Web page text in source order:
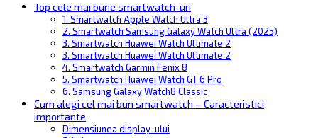
Top cele mai bune smartwatch-uri
1. Smartwatch Apple Watch Ultra 3
2. Smartwatch Samsung Galaxy Watch Ultra (2025)
3. Smartwatch Huawei Watch Ultimate 2
3. Smartwatch Huawei Watch Ultimate 2
4. Smartwatch Garmin Fenix 8
5. Smartwatch Huawei Watch GT 6 Pro
6. Samsung Galaxy Watch8 Classic
Cum alegi cel mai bun smartwatch – Caracteristici
importante
Dimensiunea display-ului